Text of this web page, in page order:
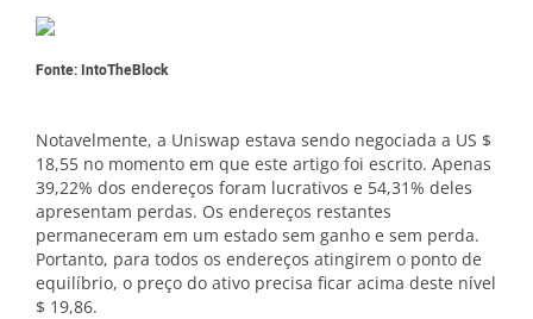
Fonte: IntoTheBlock
Notavelmente, a Uniswap estava sendo negociada a US $
18,55 no momento em que este artigo foi escrito. Apenas
39,22% dos endereços foram lucrativos e 54,31% deles
apresentam perdas. Os endereços restantes
permaneceram em um estado sem ganho e sem perda.
Portanto, para todos os endereços atingirem o ponto de
equilíbrio, o preço do ativo precisa ficar acima deste nível
$ 19,86.